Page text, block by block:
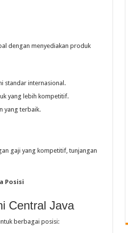
dengan menyediakan produk
standar internasional.
yang lebih kompetitif.
yang terbaik.
gaji yang kompetitif, tunjangan
Posisi
Central Java
berbagai posisi: